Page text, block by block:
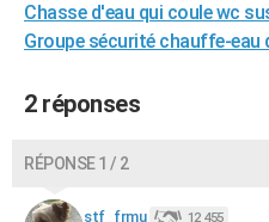
Chasse d'eau qui coule wc
Groupe sécurité chauffe-eau
2 réponses
RÉPONSE 1 / 2
stf_frmu 12 455